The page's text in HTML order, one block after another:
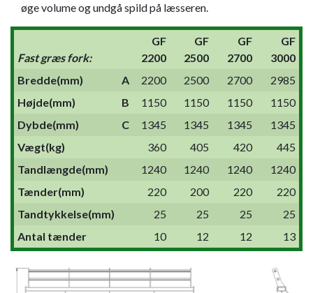
øge volume og undgå spild på læsseren.
Fast græs fork:
GF
2200
GF
2500
GF
2700
GF
3000
Bredde(mm)
A 2200 2500 2700
2985
Højde(mm)
B 1150 1150 1150
1150
Dybde(mm)
C 1345 1345 1345
1345
Vægt(kg)
360 405 420
445
Tandlængde(mm)
1240 1240 1240
1240
Tænder(mm)
220 200 220
220
Tandtykkelse(mm)
25 25 25
25
Antal tænder
10 12 12 13